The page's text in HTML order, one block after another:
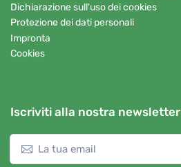
Dichiarazione sull'uso dei cookies
Protezione dei dati personali
Impronta
Cookies
Iscriviti alla nostra newsletter